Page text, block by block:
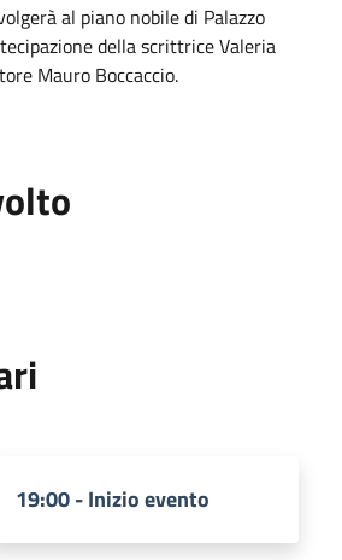
al piano nobile di Palazzo
della scrittrice Valeria
Mauro Boccaccio.
19:00 - Inizio evento